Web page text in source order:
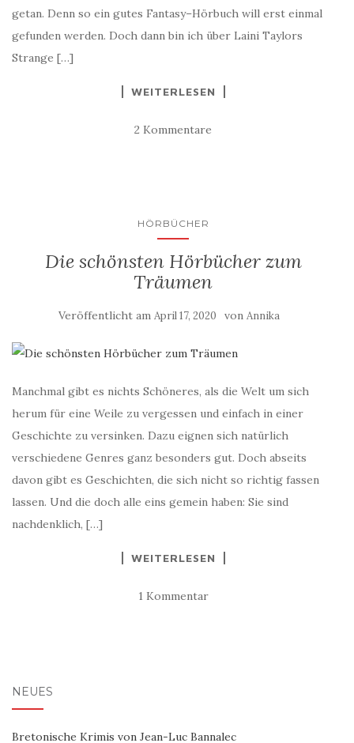
getan. Denn so ein gutes Fantasy–Hörbuch will erst einmal
gefunden werden. Doch dann bin ich über Laini Taylors
Strange […]
WEITERLESEN
2 Kommentare
HÖRBÜCHER
Die schönsten Hörbücher zum
Träumen
Veröffentlicht am April 17, 2020 von Annika
Manchmal gibt es nichts Schöneres, als die Welt um sich
herum für eine Weile zu vergessen und einfach in einer
Geschichte zu versinken. Dazu eignen sich natürlich
verschiedene Genres ganz besonders gut. Doch abseits
davon gibt es Geschichten, die sich nicht so richtig fassen
lassen. Und die doch alle eins gemein haben: Sie sind
nachdenklich, […]
WEITERLESEN
1 Kommentar
NEUES
Bretonische Krimis von Jean-Luc Bannalec